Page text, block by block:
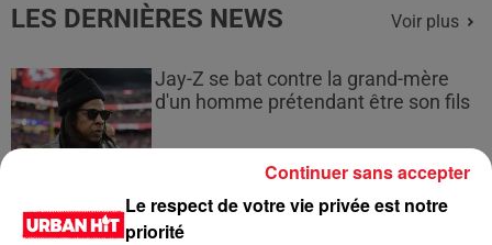
LES DERNIÈRES NEWS Voir plus
Jay-Z se bat contre la grand-mère
d'un homme prétendant être son fils
Cassie met fin à une ex-escorte
Le respect de votre vie privée est notre
priorité
Continuer sans accepter